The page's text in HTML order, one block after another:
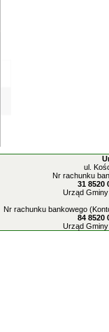
ul.
Nr rachunku
31 8520
Urząd
Nr rachunku bankowego
84 8520
Urząd